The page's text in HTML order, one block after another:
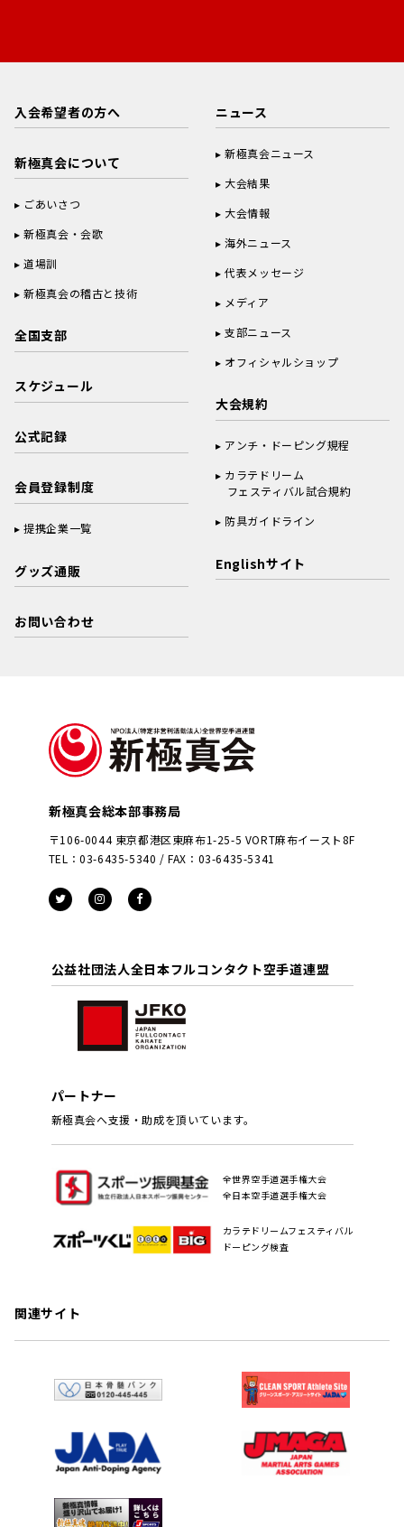
入会希望者の方へ
新極真会について
ごあいさつ
新極真会・会歌
道場訓
新極真会の稽古と技術
全国支部
スケジュール
公式記録
会員登録制度
提携企業一覧
グッズ通販
お問い合わせ
ニュース
新極真会ニュース
大会結果
大会情報
海外ニュース
代表メッセージ
メディア
支部ニュース
オフィシャルショップ
大会規約
アンチ・ドーピング規程
カラテドリーム
フェスティバル試合規約
防具ガイドライン
Englishサイト
新極真会総本部事務局
〒106-0044 東京都港区東麻布1-25-5 VORT麻布イースト8F
TEL：03-6435-5340 / FAX：03-6435-5341
公益社団法人全日本フルコンタクト空手道連盟
パートナー
新極真会へ支援・助成を頂いています。
全世界空手道選手権大会
全日本空手道選手権大会
カラテドリームフェスティバル
ドーピング検査
関連サイト